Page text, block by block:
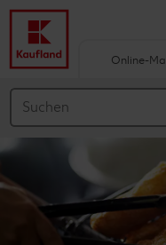
Hauptinhalt
Schwebender
Online-